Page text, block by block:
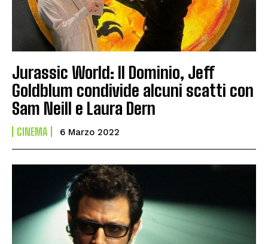
Jurassic World: Il Dominio, Jeff
Goldblum condivide alcuni scatti con
Sam Neill e Laura Dern
CINEMA 6 Marzo 2022